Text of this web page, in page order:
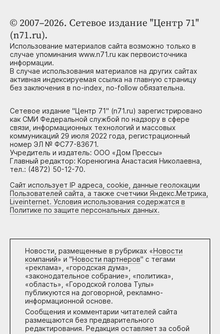
© 2007–2026. Сетевое издание "Центр 71"
(n71.ru).
Использование материалов сайта возможно только в
случае упоминания www.n71.ru как первоисточника
информации.
В случае использования материалов на других сайтах
активная индексируемая ссылка на главную страницу
без заключения в no-index, no-follow обязательна.
Сетевое издание "Центр 71" (n71.ru) зарегистрировано
как СМИ Федеральной службой по надзору в сфере
связи, информационных технологий и массовых
коммуникаций 29 июля 2022 года, регистрационный
номер ЭЛ № ФС77-83671.
Учредитель и издатель: ООО «Дом Прессы»
Главный редактор: Коренюгина Анастасия Николаевна,
тел.: (4872) 50-12-70.
Сайт использует IP адреса, cookie, данные геолокации
Пользователей сайта, а также счетчики Яндекс.Метрика,
Liveinternet. Условия использования содержатся в
Политике по защите персональных данных.
Новости, размещенные в рубриках «Новости
компаний» и "Новости партнеров" с тегами
«реклама», «городская дума»,
«законодательное собрание», «политика»,
«область», «Городской голова Тулы»
публикуются на договорной, рекламно-
информационной основе.
Сообщения и комментарии читателей сайта
размещаются без предварительного
редактирования. Редакция оставляет за собой